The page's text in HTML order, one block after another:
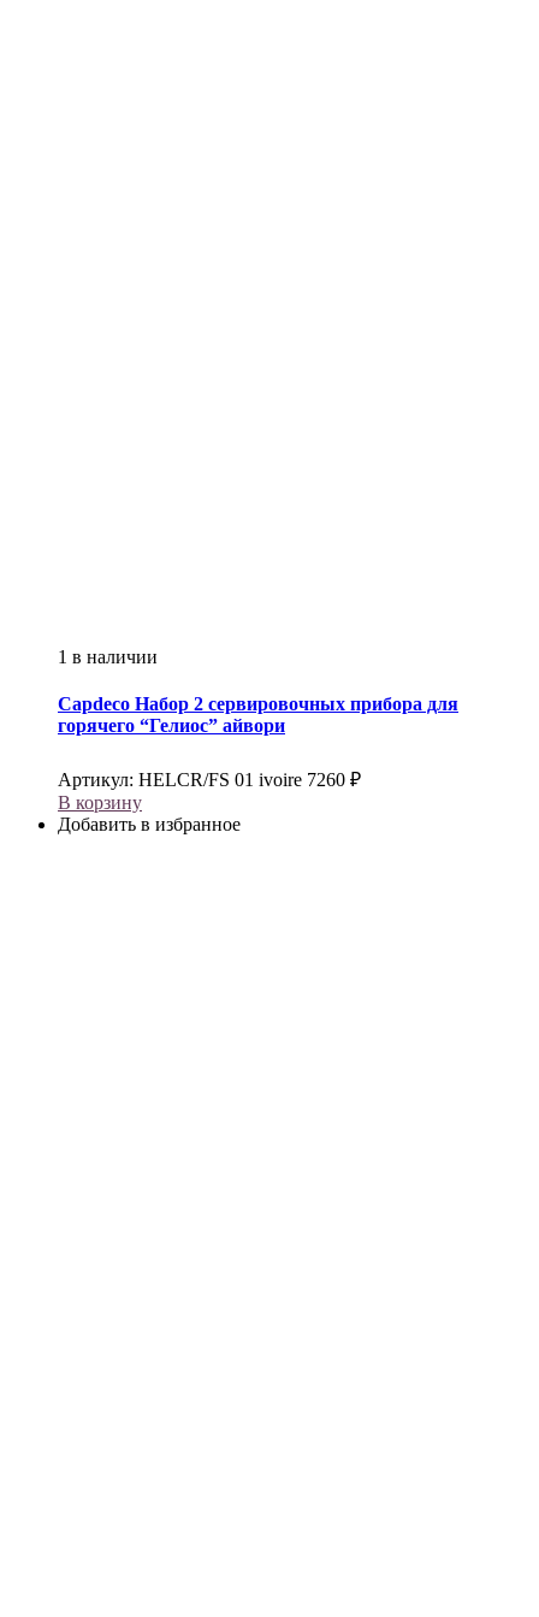
1 в наличии
Capdeco Набор 2 сервировочных прибора для
горячего “Гелиос” айвори
Артикул: HELCR/FS 01 ivoire 7260 ₽
В корзину
Добавить в избранное